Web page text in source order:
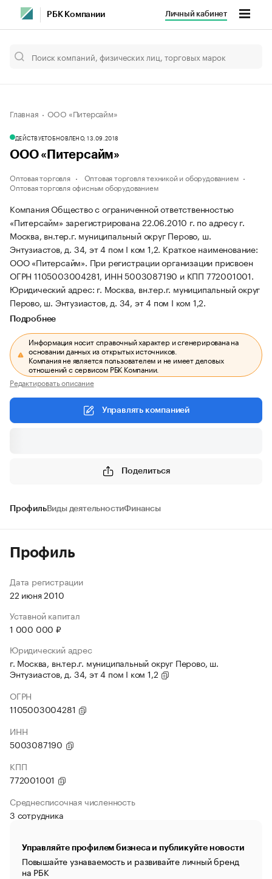
РБК Компании Личный кабинет
Главная ООО «Питерсайм»
ДЕЙСТВУЕТОБНОВЛЕНО, 13.09.2018
ООО «Питерсайм»
Оптовая торговля
Оптовая торговля техникой и оборудованием
Оптовая торговля офисным оборудованием
Компания Общество с ограниченной ответственностью
«Питерсайм» зарегистрирована 22.06.2010 г. по адресу г.
Москва, вн.тер.г. муниципальный округ Перово, ш.
Энтузиастов, д. 34, эт 4 пом I ком 1,2. Краткое наименование:
ООО «Питерсайм». При регистрации организации присвоен
ОГРН 1105003004281, ИНН 5003087190 и КПП 772001001.
Юридический адрес: г. Москва, вн.тер.г. муниципальный округ
Перово, ш. Энтузиастов, д. 34, эт 4 пом I ком 1,2.
Подробнее
Информация носит справочный характер и сгенерирована на
основании данных из открытых источников.
Компания не является пользователем и не имеет деловых
отношений с сервисом РБК Компании.
Редактировать описание
Управлять компанией
Поделиться
ПрофильВиды деятельностиФинансы
Профиль
Дата регистрации
22 июня 2010
Уставной капитал
1 000 000 ₽
Юридический адрес
г. Москва, вн.тер.г. муниципальный округ Перово, ш.
Энтузиастов, д. 34, эт 4 пом I ком 1,2
ОГРН
1105003004281
ИНН
5003087190
КПП
772001001
Среднесписочная численность
3 сотрудника
Управляйте профилем бизнеса и публикуйте новости
Повышайте узнаваемость и развивайте личный бренд
на РБК